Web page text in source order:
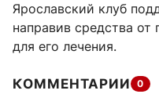
Ярославский клуб
направив средства
для его лечения.
КОММЕНТАРИИ 0